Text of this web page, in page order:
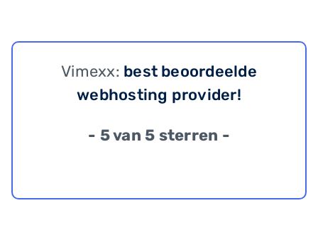
Vimexx: best beoordeelde
webhosting provider!
- 5 van 5 sterren -